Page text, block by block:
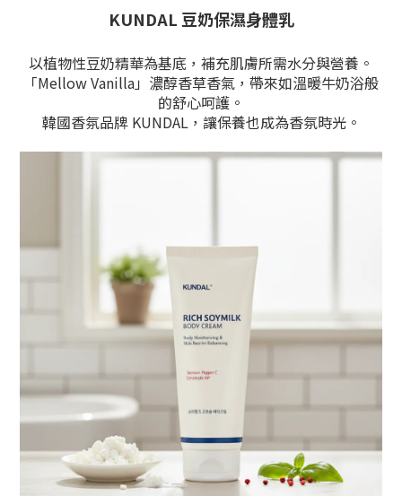
KUNDAL 豆奶保濕身體乳
以植物性豆奶精華為基底，補充肌膚所需水分與營養。
「Mellow Vanilla」濃醇香草香氣，帶來如溫暖牛奶浴般
的舒心呵護。
韓國香氛品牌 KUNDAL，讓保養也成為香氛時光。